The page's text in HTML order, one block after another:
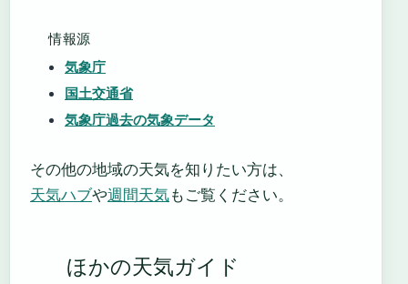
情報源
気象庁
国土交通省
気象庁過去の気象データ
その他の地域の天気を知りたい方は、
天気ハブや週間天気もご覧ください。
ほかの天気ガイド